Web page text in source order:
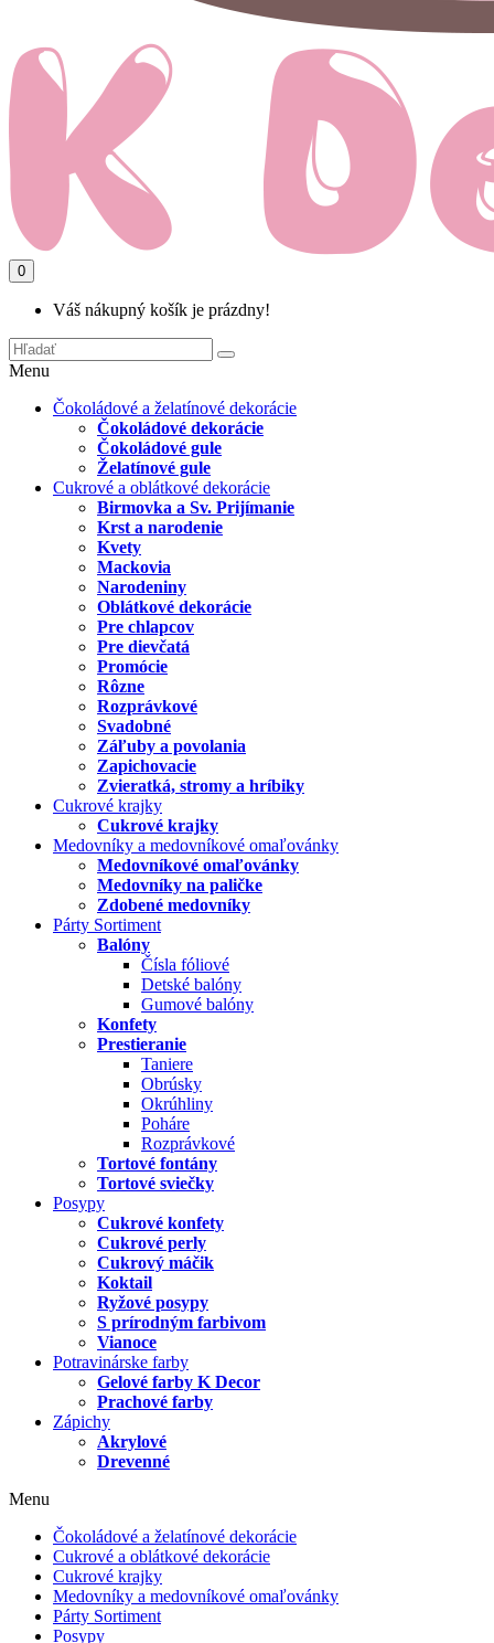
0
Váš nákupný košík je prázdny!
Menu
Čokoládové a želatínové dekorácie
Čokoládové dekorácie
Čokoládové gule
Želatínové gule
Cukrové a oblátkové dekorácie
Birmovka a Sv. Prijímanie
Krst a narodenie
Kvety
Mackovia
Narodeniny
Oblátkové dekorácie
Pre chlapcov
Pre dievčatá
Promócie
Rôzne
Rozprávkové
Svadobné
Záľuby a povolania
Zapichovacie
Zvieratká, stromy a hríbiky
Cukrové krajky
Cukrové krajky
Medovníky a medovníkové omaľovánky
Medovníkové omaľovánky
Medovníky na paličke
Zdobené medovníky
Párty Sortiment
Balóny
Čísla fóliové
Detské balóny
Gumové balóny
Konfety
Prestieranie
Taniere
Obrúsky
Okrúhliny
Poháre
Rozprávkové
Tortové fontány
Tortové sviečky
Posypy
Cukrové konfety
Cukrové perly
Cukrový máčik
Koktail
Ryžové posypy
S prírodným farbivom
Vianoce
Potravinárske farby
Gelové farby K Decor
Prachové farby
Zápichy
Akrylové
Drevenné
Menu
Čokoládové a želatínové dekorácie
Cukrové a oblátkové dekorácie
Cukrové krajky
Medovníky a medovníkové omaľovánky
Párty Sortiment
Posypy